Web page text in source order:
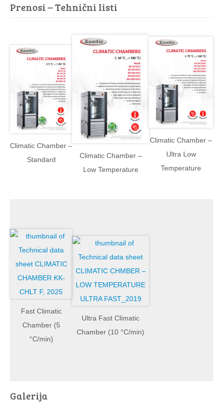
Prenosi – Tehnični listi
Climatic Chamber –
Standard
Climatic Chamber –
Low Temperature
Climatic Chamber –
Ultra Low
Temperature
Fast Climatic
Chamber (5
°C/min)
Ultra Fast Climatic
Chamber (10 °C/min)
Galerija